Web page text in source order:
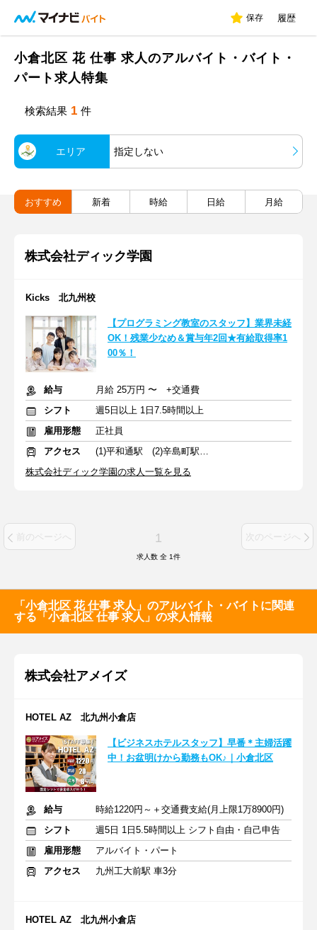
保存 履歴
小倉北区 花 仕事 求人のアルバイト・バイト・
パート求人特集
検索結果 1 件
エリア 指定しない
おすすめ 新着 時給 日給 月給
株式会社ディック学園
Kicks 北九州校
【プログラミング教室のスタッフ】業界未経
OK！残業少なめ＆賞与年2回★有給取得率1
00％！
給与
月給 25万円 〜 +交通費
シフト
週5日以上 1日7.5時間以上
雇用形態
正社員
アクセス
(1)平和通駅 (2)辛島町駅 (3)西鉄久留米駅
株式会社ディック学園の求人一覧を見る
前のページへ 1 次のページへ
求人数 全 1件
「小倉北区 花 仕事 求人」のアルバイト・バイトに関連
する「小倉北区 仕事 求人」の求人情報
株式会社アメイズ
HOTEL AZ 北九州小倉店
【ビジネスホテルスタッフ】早番＊主婦活躍
中！お盆明けから勤務もOK♪｜小倉北区
給与
時給1220円～＋交通費支給(月上限1万8900円)
シフト
週5日 1日5.5時間以上 シフト自由・自己申告
雇用形態
アルバイト・パート
アクセス
九州工大前駅 車3分
HOTEL AZ 北九州小倉店